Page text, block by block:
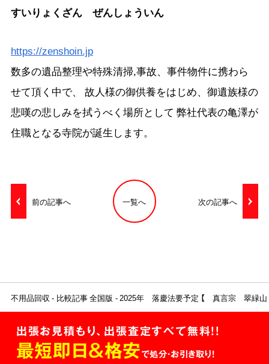
すいりょくざん ぜんしょういん
https://zenshoin.jp
数多の遺品整理や特殊清掃,事故、事件物件に携わら
せて頂く中で、 故人様の御供養をはじめ、御遺族様の
悲嘆の悲しみを拭うべく場所として 弊社代表の亀澤が
住職となる寺院が誕生します。
前の記事へ 一覧へ 次の記事へ
不用品回収 比較記事 全国版 2025年 落慶法要予定 【 真言宗 翠緑山
出張お見積もり、出張査定すべて無料!!
最短即日＆格安で処分・お引き取り！